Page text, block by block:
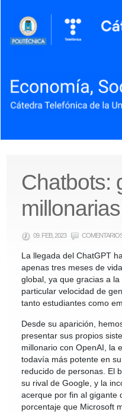
Chatbots:
millonarias
09. FEB, 2023
La llegada del ChatGPT
apenas tres meses de
global, ya que gracias a
particular velocidad de
tanto estudiantes como
Desde su aparición,
presentar sus propios
millonario con OpenAI, la
todavía más potente en
reducido de personas. El
su rival de Google, y la
acerque por fin al gigante
porcentaje que Microsoft